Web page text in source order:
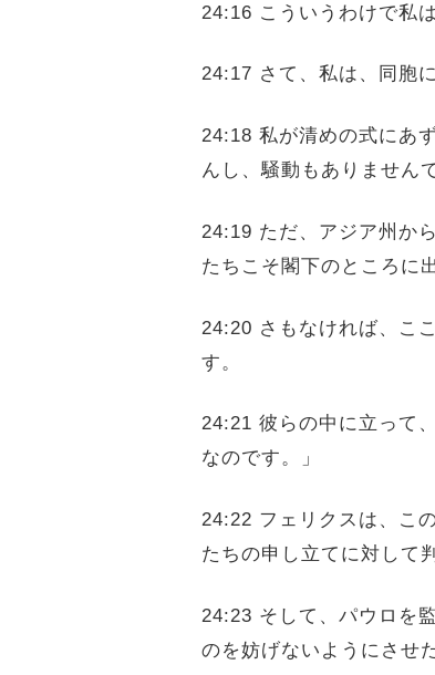
24:16 こういうわけで私
24:17 さて、私は、同胞
24:18 私が清めの式にあ
んし、騒動もありません
24:19 ただ、アジア州か
たちこそ閣下のところに
24:20 さもなければ、こ
す。
24:21 彼らの中に立って
なのです。」
24:22 フェリクスは、こ
たちの申し立てに対して
24:23 そして、パウロを
のを妨げないようにさせた